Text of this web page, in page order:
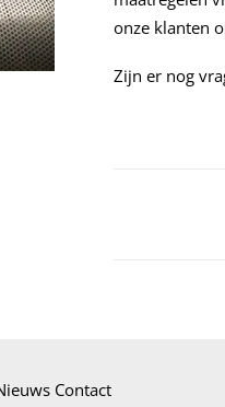
onze klanten
Zijn er nog
Contact